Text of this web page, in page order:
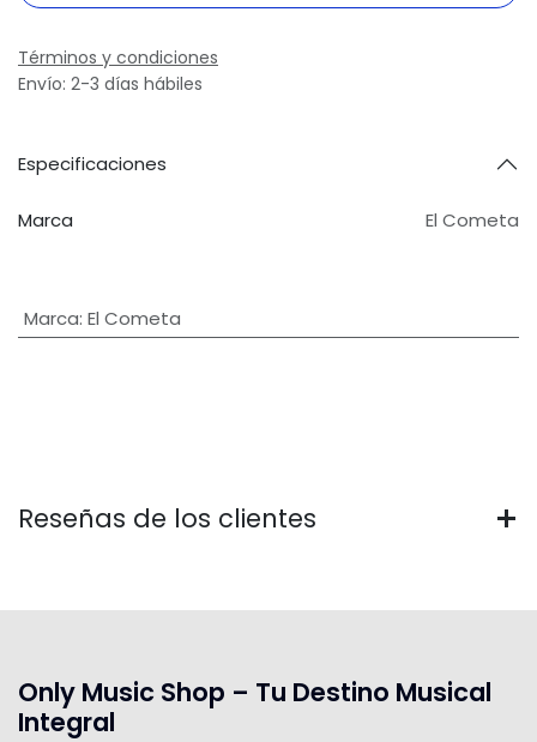
Términos y condiciones
Envío: 2-3 días hábiles
Especificaciones
Marca El Cometa
Marca: El Cometa
Reseñas de los clientes
Only Music Shop – Tu Destino Musical
Integral